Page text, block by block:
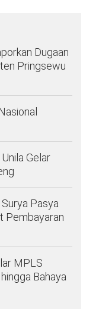
Dugaan
Pringsewu
Gelar
Pasya
Pembayaran
MPLS
Bahaya